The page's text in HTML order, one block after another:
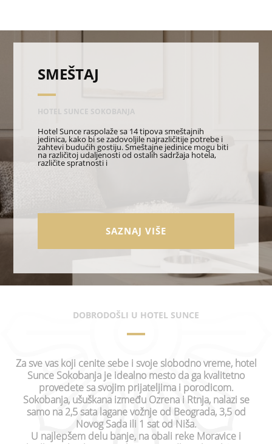
SMEŠTAJ
HOTEL SUNCE SOKOBANJA
Hotel Sunce raspolaže sa 14 tipova smeštajnih
jedinica, kako bi se zadovoljile najrazličitije potrebe i
zahtevi budućih gostiju. Smeštajne jedinice mogu biti
na različitoj udaljenosti od ostalih sadržaja hotela,
različite spratnosti i
SAZNAJ VIŠE
DOBRODOŠLI U HOTEL SUNCE
Za sve vas koji cenite sebe i svoje slobodno vreme, hotel
Sunce Sokobanja je idealno mesto da ga kvalitetno
provedete sa svojim prijateljima i porodicom.
Sokobanja, ušuškana između Ozrena i Rtnja, nalazi se
samo na 2,5 sata lagane vožnje od Beograda, 3,5 od
Novog Sada ili 1 sat od Niša.
U najlepšem delu banje, na obali reke Moravice i